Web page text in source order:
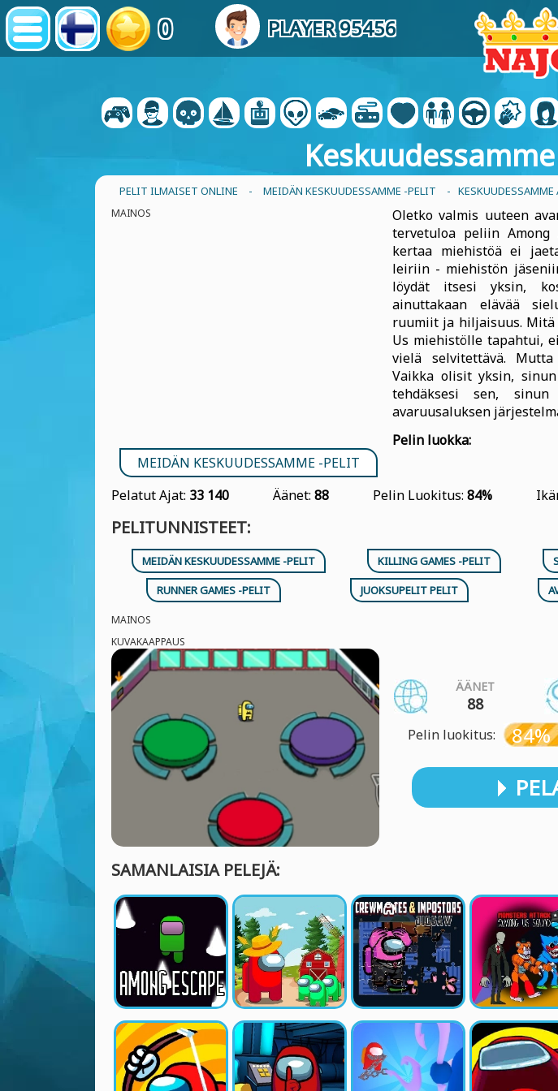
0 PLAYER 95456
PELIT ILMAISET ONLINE - MEIDÄN KESKUUDESSAMME -PELIT - KESKUUDESSAMME
MAINOS
Oletko valmis uuteen
tervetuloa peliin Among
kertaa miehistöä ei
leiriin - miehistön
löydät itsesi yksin,
ainuttakaan elävää
ruumiit ja hiljaisuus. Mitä
Us miehistölle tapahtui,
vielä selvitettävä.
Vaikka olisit yksin,
tehdäksesi sen,
avaruusaluksen
Pelin luokka:
MEIDÄN KESKUUDESSAMME -PELIT
Pelatut Ajat: 33 140 Äänet: 88 Pelin Luokitus: 84%
PELITUNNISTEET:
MEIDÄN KESKUUDESSAMME -PELIT KILLING GAMES -PELIT
RUNNER GAMES -PELIT
JUOKSUPELIT PELIT
MAINOS
KUVAKAAPPAUS
ÄÄNET
88
Pelin luokitus: 84%
SAMANLAISIA PELEJÄ: